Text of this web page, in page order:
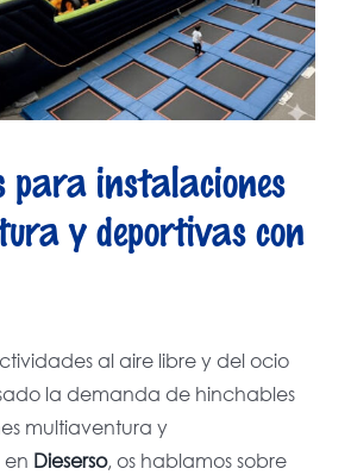
para instalaciones
y deportivas con
al aire libre y del ocio
la demanda de hinchables
multiaventura y
en Dieserso, os hablamos sobre